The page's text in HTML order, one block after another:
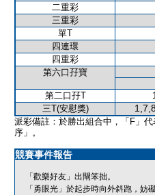
二重彩
三重彩
單T
四連環
四重彩
第六口孖寶
第二口孖T
三T(安慰獎)
派彩備註：於勝出組合中，「F」
序」。
競賽事件報告
「歡樂好友」出閘笨拙。
「勇眼光」於起步時向外斜跑，妨